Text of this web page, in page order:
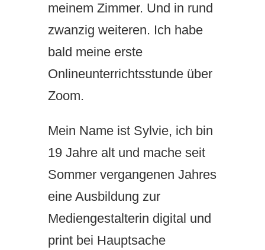
meinem Zimmer. Und in rund
zwanzig weiteren. Ich habe
bald meine erste
Onlineunterrichtsstunde über
Zoom.
Mein Name ist Sylvie, ich bin
19 Jahre alt und mache seit
Sommer vergangenen Jahres
eine Ausbildung zur
Mediengestalterin digital und
print bei Hauptsache